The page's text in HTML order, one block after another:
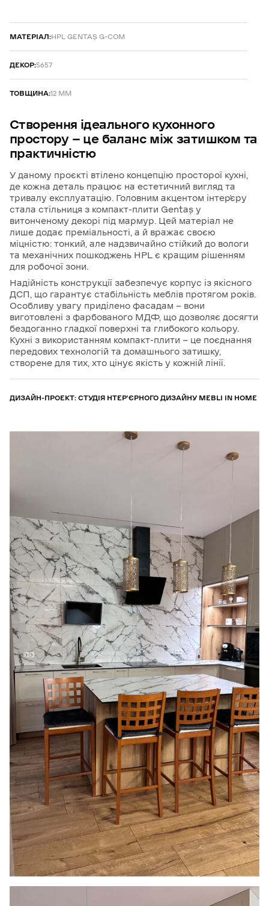
МАТЕРІАЛ:HPL GENTAŞ G-COM
ДЕКОР:5657
ТОВЩИНА:12 ММ
Створення ідеального кухонного
простору — це баланс між затишком та
практичністю
У даному проєкті втілено концепцію просторої кухні,
де кожна деталь працює на естетичний вигляд та
тривалу експлуатацію. Головним акцентом інтер’єру
стала стільниця з компакт-плити Gentaş у
витонченому декорі під мармур. Цей матеріал не
лише додає преміальності, а й вражає своєю
міцністю: тонкий, але надзвичайно стійкий до вологи
та механічних пошкоджень HPL є кращим рішенням
для робочої зони.
Надійність конструкції забезпечує корпус із якісного
ДСП, що гарантує стабільність меблів протягом років.
Особливу увагу приділено фасадам — вони
виготовлені з фарбованого МДФ, що дозволяє досягти
бездоганно гладкої поверхні та глибокого кольору.
Кухні з використанням компакт-плити — це поєднання
передових технологій та домашнього затишку,
створене для тих, хто цінує якість у кожній лінії.
ДИЗАЙН-ПРОЕКТ: СТУДІЯ НТЕР’ЄРНОГО ДИЗАЙНУ MEBLI IN HOME